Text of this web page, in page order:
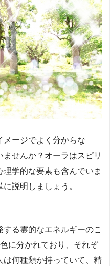
メージでよく分からな
せんか？オーラはスピリ
学的な要素も含んでいま
説明しましょう。
る霊的なエネルギーのこ
に分かれており、それぞ
は何種類か持っていて、精